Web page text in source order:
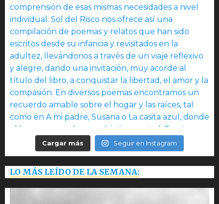
Cargar más Seguir en Instagram
LO MÁS LEÍDO DE LA SEMANA: